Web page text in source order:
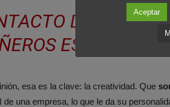
DIRECTO
ESTIMULA
esa es la clave: la creatividad. Que
de una empresa, lo que le da su
Aceptar